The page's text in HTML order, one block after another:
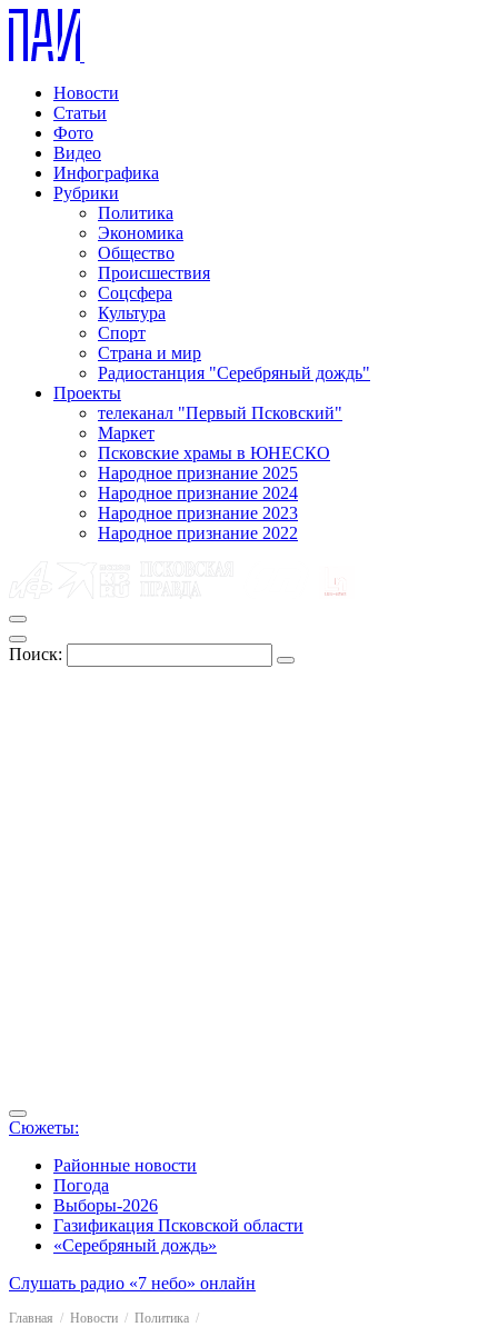
Новости
Статьи
Фото
Видео
Инфографика
Рубрики
Политика
Экономика
Общество
Происшествия
Соцсфера
Культура
Спорт
Страна и мир
Радиостанция "Серебряный дождь"
Проекты
телеканал "Первый Псковский"
Маркет
Псковские храмы в ЮНЕСКО
Народное признание 2025
Народное признание 2024
Народное признание 2023
Народное признание 2022
Поиск:
Сюжеты:
Районные новости
Погода
Выборы-2026
Газификация Псковской области
«Серебряный дождь»
Слушать радио «7 небо» онлайн
Главная Новости
Политика